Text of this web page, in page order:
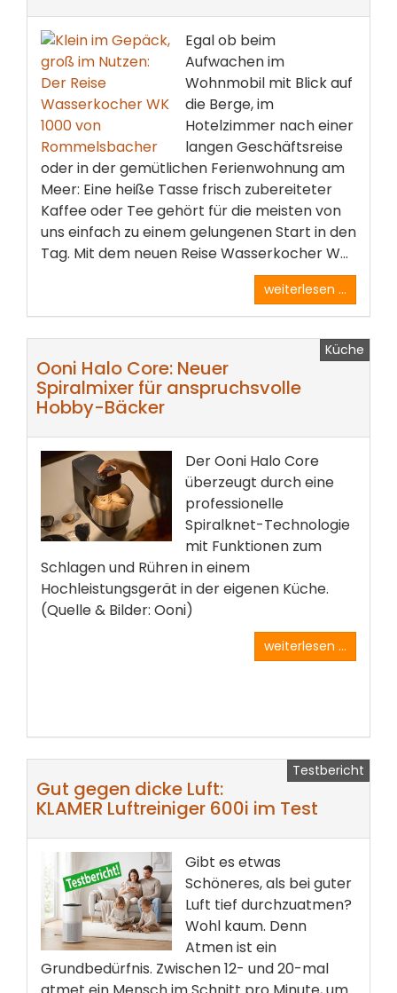
Egal ob beim
Aufwachen im
Wohnmobil mit Blick auf
die Berge, im
Hotelzimmer nach einer
langen Geschäftsreise
oder in der gemütlichen Ferienwohnung am
Meer: Eine heiße Tasse frisch zubereiteter
Kaffee oder Tee gehört für die meisten von
uns einfach zu einem gelungenen Start in den
Tag. Mit dem neuen Reise Wasserkocher W...
weiterlesen ...
Küche
Ooni Halo Core: Neuer
Spiralmixer für anspruchsvolle
Hobby-Bäcker
Der Ooni Halo Core
überzeugt durch eine
professionelle
Spiralknet-Technologie
mit Funktionen zum
Schlagen und Rühren in einem
Hochleistungsgerät in der eigenen Küche.
(Quelle & Bilder: Ooni)
weiterlesen ...
Testbericht
Gut gegen dicke Luft:
KLAMER Luftreiniger 600i im Test
Gibt es etwas
Schöneres, als bei guter
Luft tief durchzuatmen?
Wohl kaum. Denn
Atmen ist ein
Grundbedürfnis. Zwischen 12- und 20-mal